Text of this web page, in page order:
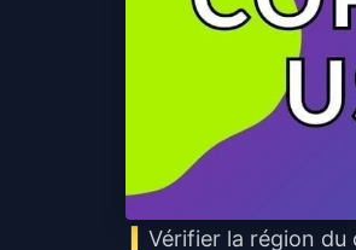
Vérifier la région du